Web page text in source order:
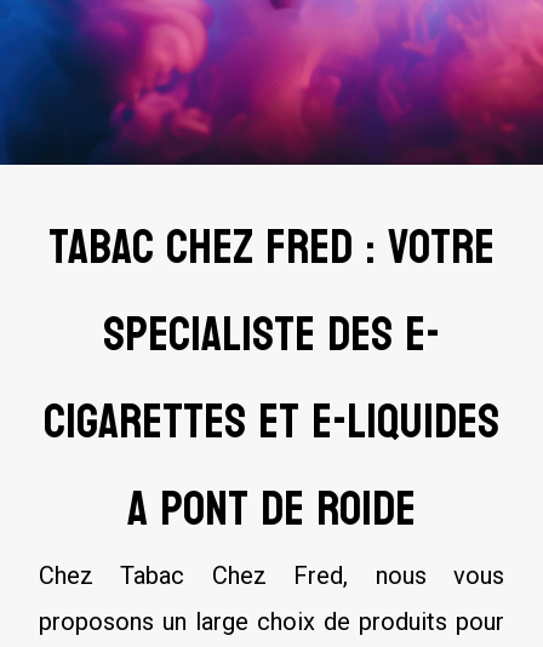
Tabac Chez Fred : votre
specialiste des e-
cigarettes et e-liquides
a Pont de Roide
Chez Tabac Chez Fred, nous vous
proposons un large choix de produits pour